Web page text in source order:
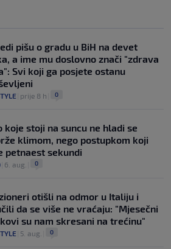
pišu o gradu u BiH na devet
a ime mu doslovno znači "zdrava
Svi koji ga posjete ostanu
prije 8 h 0
koje stoji na suncu ne hladi se
klimom, nego postupkom koji
petnaest sekundi
6. aug. 0
otišli na odmor u Italiju i
da se više ne vraćaju: "Mjesečni
su nam skresani na trećinu"
5. aug. 0